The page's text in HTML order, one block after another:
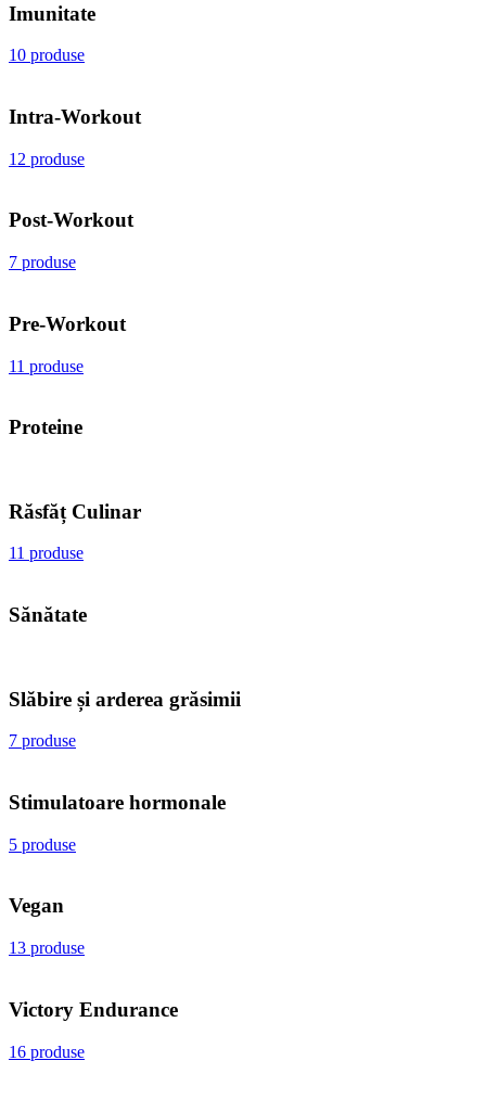
Imunitate
10 produse
Intra-Workout
12 produse
Post-Workout
7 produse
Pre-Workout
11 produse
Proteine
Răsfăț Culinar
11 produse
Sănătate
Slăbire și arderea grăsimii
7 produse
Stimulatoare hormonale
5 produse
Vegan
13 produse
Victory Endurance
16 produse